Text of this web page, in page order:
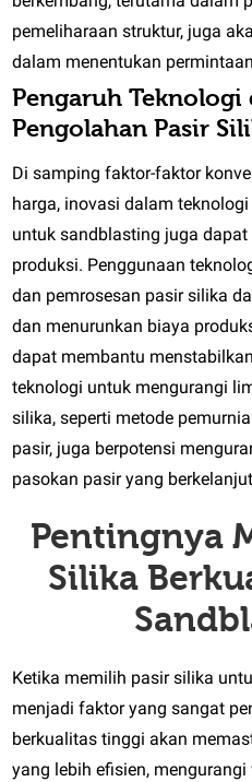
pemeliharaan struktur, juga
dalam menentukan
Pengaruh
Pengolahan Pasir
Di samping faktor-faktor
harga, inovasi dalam
untuk sandblasting juga
produksi. Penggunaan
dan pemrosesan pasir silika
dan menurunkan biaya
dapat membantu
teknologi untuk mengurangi
silika, seperti metode
pasir, juga berpotensi
pasokan pasir yang
Pentingnya
Silika
Ketika memilih pasir silika
menjadi faktor yang sangat
berkualitas tinggi akan
yang lebih efisien,